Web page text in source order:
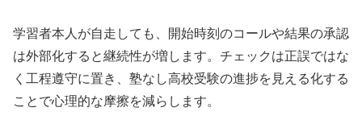
学習者本人が自走しても、開始時刻のコールや結果の承認
は外部化すると継続性が増します。チェックは正誤ではな
く工程遵守に置き、塾なし高校受験の進捗を見える化する
ことで心理的な摩擦を減らします。